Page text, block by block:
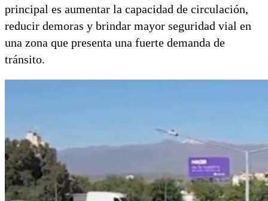
principal es aumentar la capacidad de circulación,
reducir demoras y brindar mayor seguridad vial en
una zona que presenta una fuerte demanda de
tránsito.